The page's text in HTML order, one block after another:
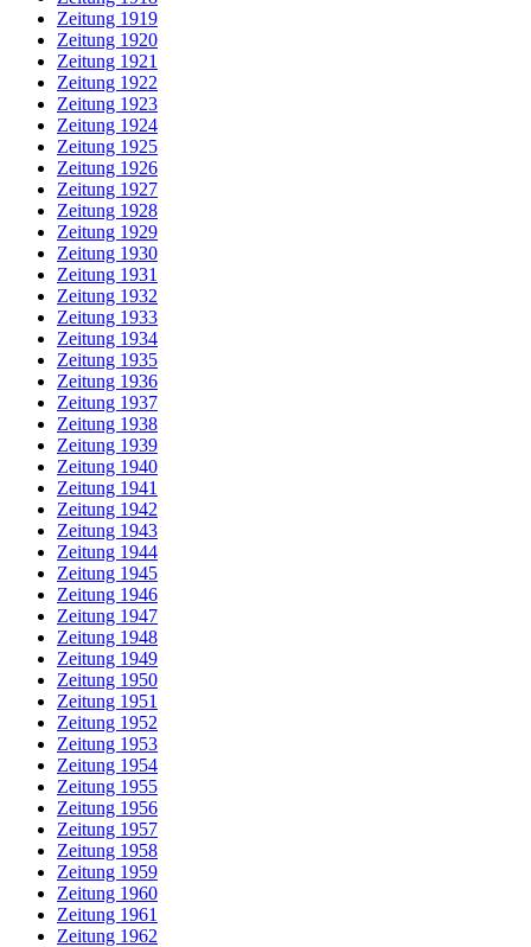
Zeitung 1919
Zeitung 1920
Zeitung 1921
Zeitung 1922
Zeitung 1923
Zeitung 1924
Zeitung 1925
Zeitung 1926
Zeitung 1927
Zeitung 1928
Zeitung 1929
Zeitung 1930
Zeitung 1931
Zeitung 1932
Zeitung 1933
Zeitung 1934
Zeitung 1935
Zeitung 1936
Zeitung 1937
Zeitung 1938
Zeitung 1939
Zeitung 1940
Zeitung 1941
Zeitung 1942
Zeitung 1943
Zeitung 1944
Zeitung 1945
Zeitung 1946
Zeitung 1947
Zeitung 1948
Zeitung 1949
Zeitung 1950
Zeitung 1951
Zeitung 1952
Zeitung 1953
Zeitung 1954
Zeitung 1955
Zeitung 1956
Zeitung 1957
Zeitung 1958
Zeitung 1959
Zeitung 1960
Zeitung 1961
Zeitung 1962